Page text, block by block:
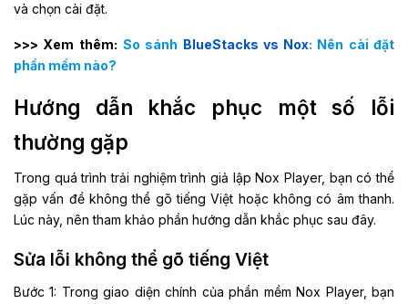
và chọn cài đặt.
>>> Xem thêm: So sánh BlueStacks vs Nox: Nên cài đặt
phần mềm nào?
Hướng dẫn khắc phục một số lỗi
thường gặp
Trong quá trình trải nghiệm trình giả lập Nox Player, bạn có thể
gặp vấn đề không thể gõ tiếng Việt hoặc không có âm thanh.
Lúc này, nên tham khảo phần hướng dẫn khắc phục sau đây.
Sửa lỗi không thể gõ tiếng Việt
Bước 1: Trong giao diện chính của phần mềm Nox Player, bạn